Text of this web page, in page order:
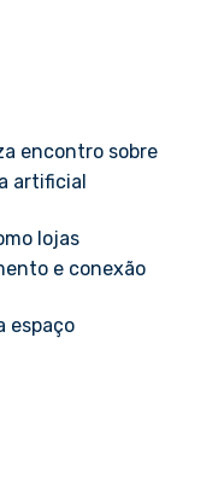
encontro sobre
artificial
lojas
e conexão
espaço